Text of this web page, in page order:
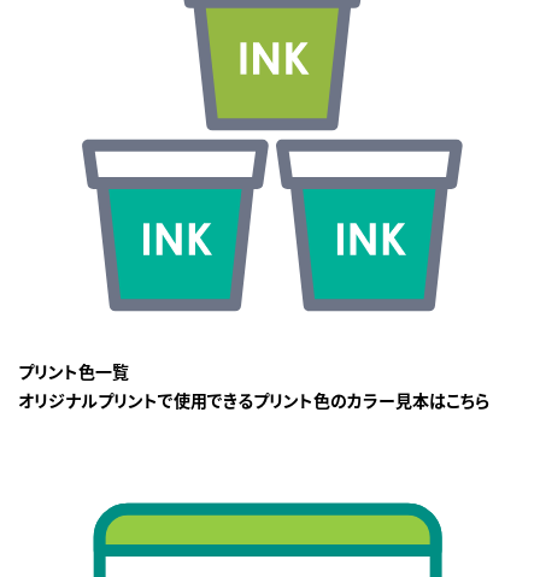
プリント色一覧
オリジナルプリントで使用できるプリント色のカラー見本はこちら